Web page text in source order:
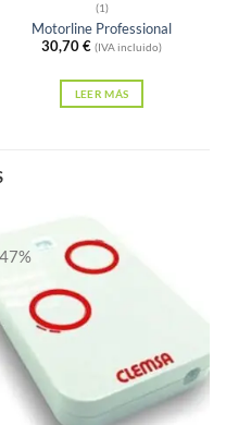
(1)
Motorline Professional
30,70€ (IVA incluido)
LEER MÁS